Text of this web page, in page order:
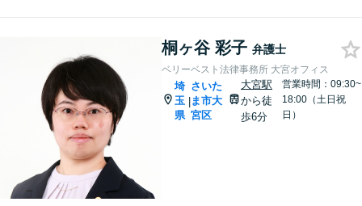
桐ヶ谷 彩子 弁護士
ベリーベスト法律事務所 大宮オフィス
埼
玉
県
|
さいた
ま市大
宮区
大宮駅
から徒
歩6分
営業時間：09:30~
18:00（土日祝
日）